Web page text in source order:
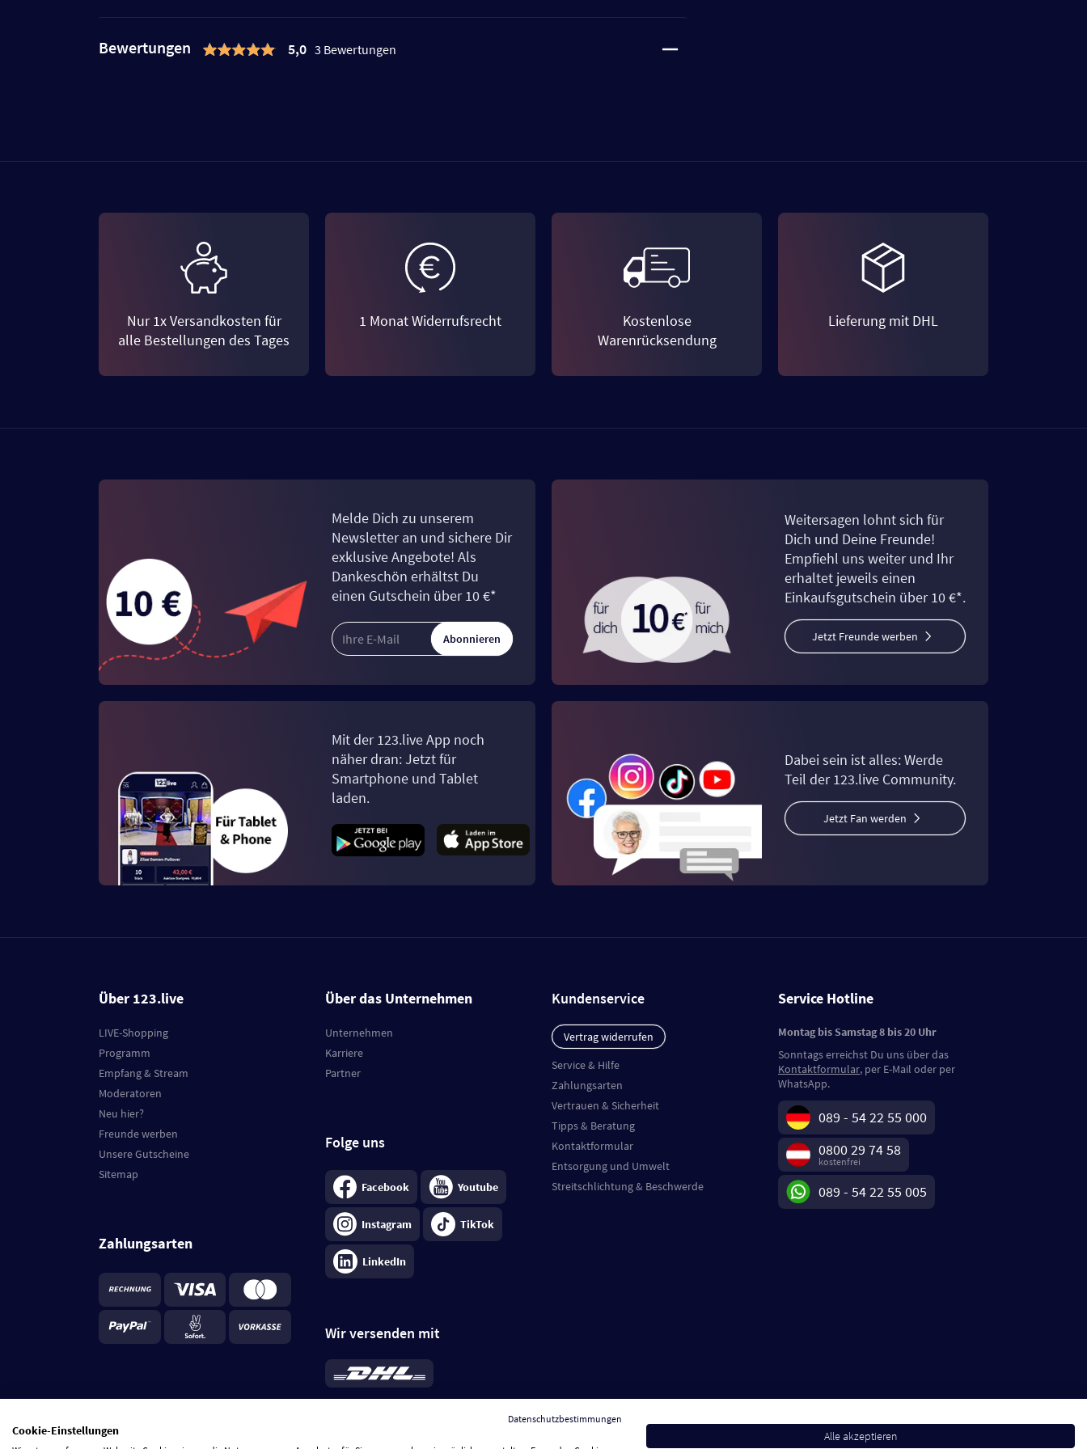
Bewertungen 5,0 3 Bewertungen
Nur 1x Versandkosten für
alle Bestellungen des Tages
1 Monat Widerrufsrecht
Kostenlose
Warenrücksendung
Lieferung mit DHL
Melde Dich zu unserem
Newsletter an und sichere Dir
exklusive Angebote! Als
Dankeschön erhältst Du
einen Gutschein über 10 €*
Abonnieren
Weitersagen lohnt sich für
Dich und Deine Freunde!
Empfiehl uns weiter und Ihr
erhaltet jeweils einen
Einkaufsgutschein über 10 €*.
Jetzt Freunde werben
Mit der 123.live App noch
näher dran: Jetzt für
Smartphone und Tablet
laden.
Dabei sein ist alles: Werde
Teil der 123.live Community.
Jetzt Fan werden
Über 123.live
LIVE-Shopping
Programm
Empfang & Stream
Moderatoren
Neu hier?
Freunde werben
Unsere Gutscheine
Sitemap
Zahlungsarten
Über das Unternehmen
Unternehmen
Karriere
Partner
Folge uns
Facebook Youtube
Instagram TikTok
LinkedIn
Wir versenden mit
*Standard 6,95 €; bei Kühlware zzgl. 0,99 €
je Bestellung, insgesamt 7,94 €. Lieferzeit3-
Kundenservice
Vertrag widerrufen
Service & Hilfe
Zahlungsarten
Vertrauen & Sicherheit
Tipps & Beratung
Kontaktformular
Entsorgung und Umwelt
Streitschlichtung & Beschwerde
Service Hotline
Montag bis Samstag 8 bis 20 Uhr
Sonntags erreichst Du uns über das
Kontaktformular, per E-Mail oder per
WhatsApp.
089 - 54 22 55 000
0800 29 74 58
kostenfrei
089 - 54 22 55 005
Datenschutzbestimmungen
Cookie-Einstellungen Alle akzeptieren